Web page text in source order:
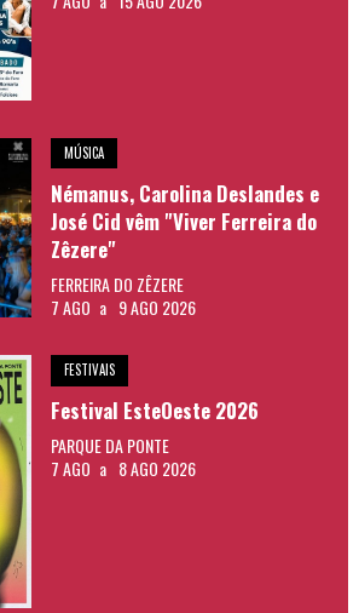
MÚSICA
Némanus, Carolina Deslandes e
José Cid vêm "Viver Ferreira do
Zêzere"
FERREIRA DO ZÊZERE
7 AGO a 9 AGO 2026
FESTIVAIS
Festival EsteOeste 2026
PARQUE DA PONTE
7 AGO a 8 AGO 2026